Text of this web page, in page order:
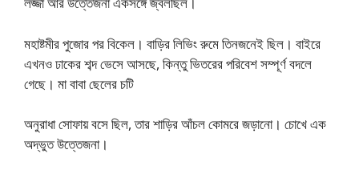
মহাষ্টমীর পুজোর পর বিকেল। বাড়ির লিভিং রুমে তিনজনেই ছিল। বাইরে
এখনও ঢাকের শব্দ ভেসে আসছে, কিন্তু ভিতরের পরিবেশ সম্পূর্ণ বদলে
গেছে। মা বাবা ছেলের চটি
অনুরাধা সোফায় বসে ছিল, তার শাড়ির আঁচল কোমরে জড়ানো। চোখে এক
অদ্ভুত উত্তেজনা।